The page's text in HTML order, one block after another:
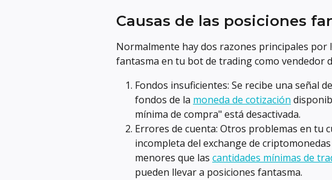
Causas de las posiciones
Normalmente hay dos razones principales por
fantasma en tu bot de trading como vendedor
Fondos insuficientes: Se recibe una señal
fondos de la moneda de cotización
mínima de compra" está desactivada.
Errores de cuenta: Otros problemas en tu
incompleta del exchange de criptomonedas
menores que las cantidades mínimas de
pueden llevar a posiciones fantasma.